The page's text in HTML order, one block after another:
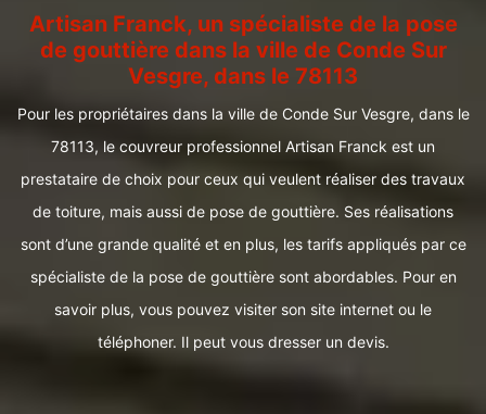
Artisan Franck, un spécialiste de la pose
de gouttière dans la ville de Conde Sur
Vesgre, dans le 78113
Pour les propriétaires dans la ville de Conde Sur Vesgre, dans le
78113, le couvreur professionnel Artisan Franck est un
prestataire de choix pour ceux qui veulent réaliser des travaux
de toiture, mais aussi de pose de gouttière. Ses réalisations
sont d’une grande qualité et en plus, les tarifs appliqués par ce
spécialiste de la pose de gouttière sont abordables. Pour en
savoir plus, vous pouvez visiter son site internet ou le
téléphoner. Il peut vous dresser un devis.